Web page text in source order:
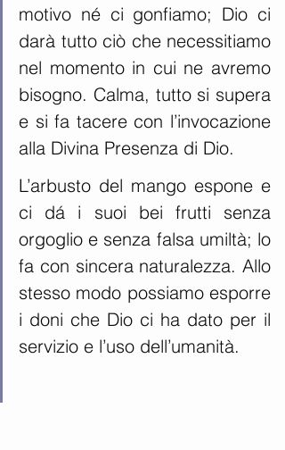
motivo né ci gonfiamo; Dio ci
darà tutto ciò che necessitiamo
nel momento in cui ne avremo
bisogno. Calma, tutto si supera
e si fa tacere con l’invocazione
alla Divina Presenza di Dio.
L’arbusto del mango espone e
ci dá i suoi bei frutti senza
orgoglio e senza falsa umiltà; lo
fa con sincera naturalezza. Allo
stesso modo possiamo esporre
i doni che Dio ci ha dato per il
servizio e l’uso dell’umanità.